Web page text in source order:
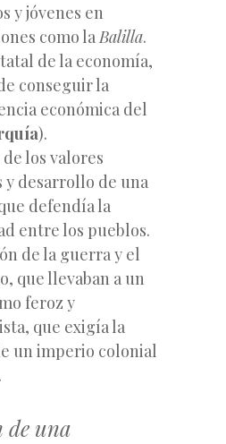
y jóvenes en
como laBalilla.
de la economía,
conseguir la
económica del
).
los valores
y desarrollo de una
defendía la
entre los pueblos.
de la guerra y el
que llevaban a un
feroz y
que exigía la
un imperio colonial
de una